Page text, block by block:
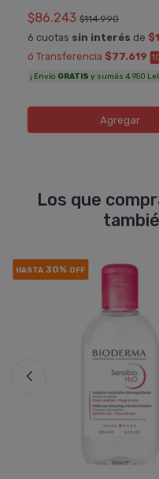
$86.243 $114.990
6 cuotas sin interés de
ó Transferencia $77.619
¡ Envío GRATIS y sumás 4.950
Agregar
Los que
HASTA30% OFF